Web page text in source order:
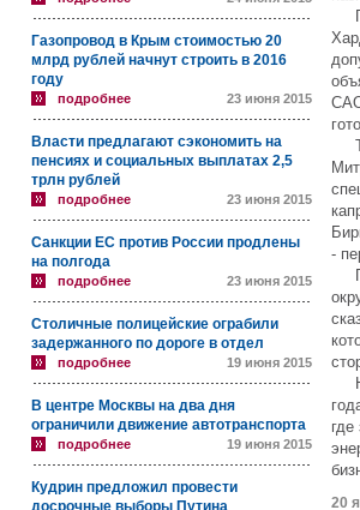
Газопровод в Крым стоимостью 20
млрд рублей начнут строить в 2016
году
подробнее 23 июня 2015
Власти предлагают сэкономить на
пенсиях и социальных выплатах 2,5
трлн рублей
подробнее 23 июня 2015
Санкции ЕС против России продлены
на полгода
подробнее 23 июня 2015
Столичные полицейские ограбили
задержанного по дороге в отдел
подробнее 19 июня 2015
В центре Москвы на два дня
ограничили движение автотранспорта
подробнее 19 июня 2015
Кудрин предложил провести
досрочные выборы Путина
-
20